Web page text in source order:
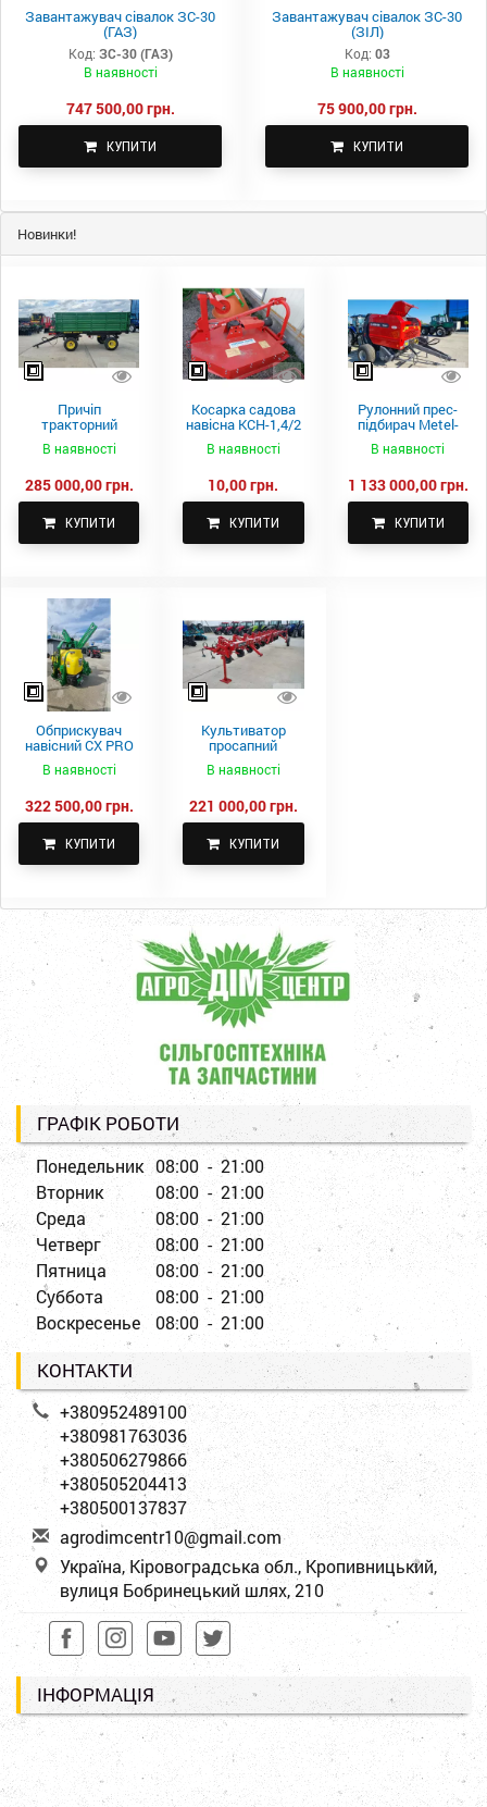
Завантажувач сівалок ЗС-30
(ГАЗ)
Код: ЗС-30 (ГАЗ)
В наявності
747 500,00 грн.
КУПИТИ
Завантажувач сівалок ЗС-30
(ЗІЛ)
Код: 03
В наявності
75 900,00 грн.
КУПИТИ
Новинки!
Причіп
тракторний
самоскидний
Spike 2 ПТС-4
В наявності
285 000,00 грн.
КУПИТИ
Косарка садова
навісна КСН-1,4/2
В наявності
10,00 грн.
КУПИТИ
Рулонний прес-
підбирач Metel-
Fach Z 587
В наявності
1 133 000,00 грн.
КУПИТИ
Обприскувач
навісний CX PRO
В наявності
322 500,00 грн.
КУПИТИ
Культиватор
просапний
КПН-5,6-05
В наявності
221 000,00 грн.
КУПИТИ
ГРАФІК РОБОТИ
Понедельник 08:00 - 21:00
Вторник
08:00 - 21:00
Среда
08:00 - 21:00
Четверг
08:00 - 21:00
Пятница
08:00 - 21:00
Суббота
08:00 - 21:00
Воскресенье
08:00 - 21:00
КОНТАКТИ
+380952489100
+380981763036
+380506279866
+380505204413
+380500137837
agrodimcentr10@gmail.com
Україна, Кіровоградська обл., Кропивницький,
вулиця Бобринецький шлях, 210
ІНФОРМАЦІЯ